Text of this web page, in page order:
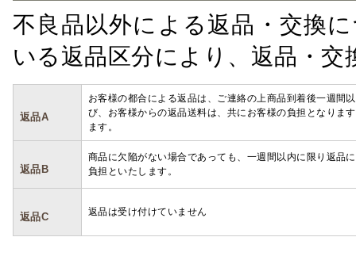
不良品以外による返品・交換
いる返品区分により、返品・
返品A
お客様の都合による返品は、ご連絡の上商品到着後一週間
び、お客様からの返品送料は、共にお客様の負担となりま
ます。
返品B
商品に欠陥がない場合であっても、一週間以内に限り返品
負担といたします。
返品C 返品は受け付けていません